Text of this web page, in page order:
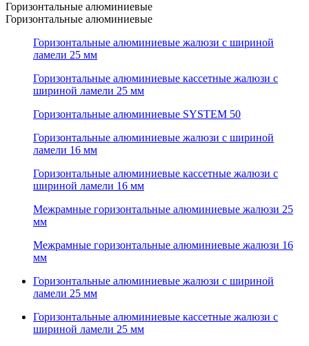
Горизонтальные алюминиевые
Горизонтальные алюминиевые
Горизонтальные алюминиевые жалюзи с шириной
ламели 25 мм
Горизонтальные алюминиевые кассетные жалюзи с
шириной ламели 25 мм
Горизонтальные алюминиевые SYSTEM 50
Горизонтальные алюминиевые жалюзи с шириной
ламели 16 мм
Горизонтальные алюминиевые кассетные жалюзи с
шириной ламели 16 мм
Межрамные горизонтальные алюминиевые жалюзи 25
мм
Межрамные горизонтальные алюминиевые жалюзи 16
мм
Горизонтальные алюминиевые жалюзи с шириной
ламели 25 мм
Горизонтальные алюминиевые кассетные жалюзи с
шириной ламели 25 мм